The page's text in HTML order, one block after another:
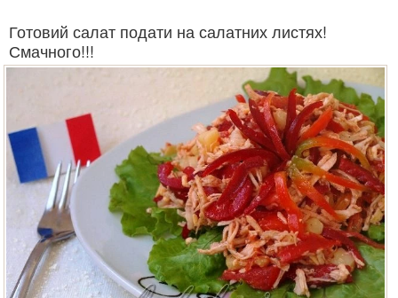
Готовий салат подати на салатних листях!
Смачного!!!